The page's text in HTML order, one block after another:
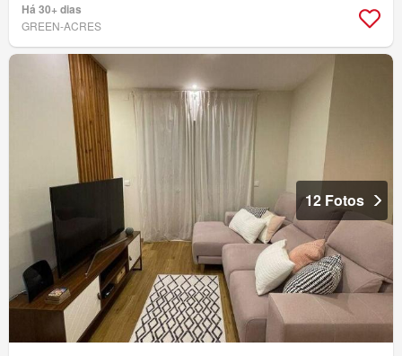
Há 30+ dias
GREEN-ACRES
12 Fotos